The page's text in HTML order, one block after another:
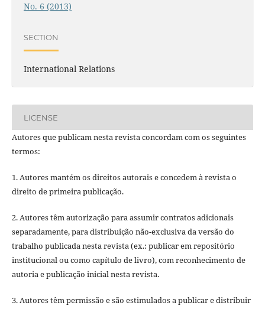
No. 6 (2013)
SECTION
International Relations
LICENSE
Autores que publicam nesta revista concordam com os seguintes
termos:
1. Autores mantém os direitos autorais e concedem à revista o
direito de primeira publicação.
2. Autores têm autorização para assumir contratos adicionais
separadamente, para distribuição não-exclusiva da versão do
trabalho publicada nesta revista (ex.: publicar em repositório
institucional ou como capítulo de livro), com reconhecimento de
autoria e publicação inicial nesta revista.
3. Autores têm permissão e são estimulados a publicar e distribuir